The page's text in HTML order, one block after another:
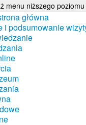
menu niższego
główna
i podsumowanie